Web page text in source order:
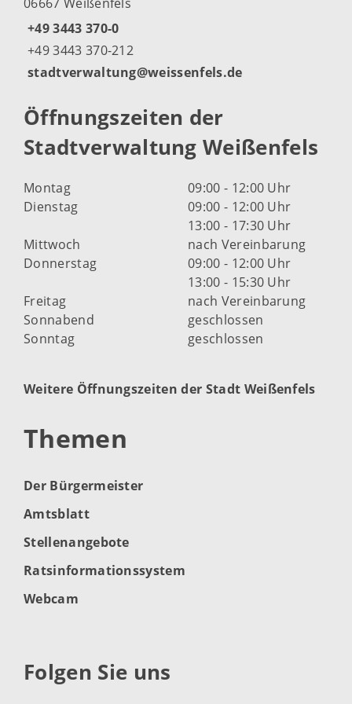
+49 3443 370-0
+49 3443 370-212
stadtverwaltung@weissenfels.de
Öffnungszeiten der
Stadtverwaltung Weißenfels
Montag
09:00 - 12:00 Uhr
Dienstag
09:00 - 12:00 Uhr
13:00 - 17:30 Uhr
Mittwoch
nach Vereinbarung
Donnerstag
09:00 - 12:00 Uhr
13:00 - 15:30 Uhr
Freitag
nach Vereinbarung
Sonnabend
geschlossen
Sonntag
geschlossen
Weitere Öffnungszeiten der Stadt Weißenfels
Themen
Der Bürgermeister
Amtsblatt
Stellenangebote
Ratsinformationssystem
Webcam
Folgen Sie uns